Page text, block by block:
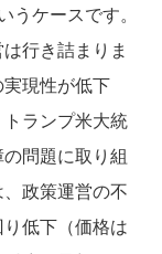
ケースです。
行き詰まりま
現性が低下
ランプ米大統
問題に取り組
政策運営の不
低下（価格は